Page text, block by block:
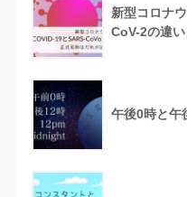
新型コロナ
CoV-2の違
午後0時と